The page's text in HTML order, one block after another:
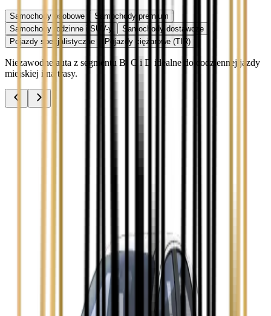
Samochody osobowe
Samochody premium
Samochody rodzinne i SUV-y
Samochody dostawcze
Pojazdy specjalistyczne
Pojazdy ciężarowe (TIR)
Niezawodne auta z segmentu B, C i D idealne do codziennej jazdy
miejskiej i na trasy.